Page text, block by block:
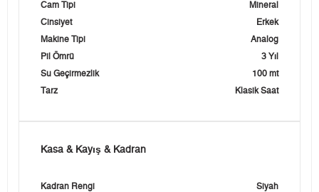
Cam Tipi
Mineral
Cinsiyet
Erkek
Makine Tipi
Analog
Pil Ömrü
3 Yıl
Su Geçirmezlik
100 mt
Tarz
Klasik Saat
Kasa & Kayış & Kadran
Kadran Rengi
Siyah